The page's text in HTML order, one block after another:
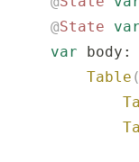
    @
State var
    var
body:
        Table
(